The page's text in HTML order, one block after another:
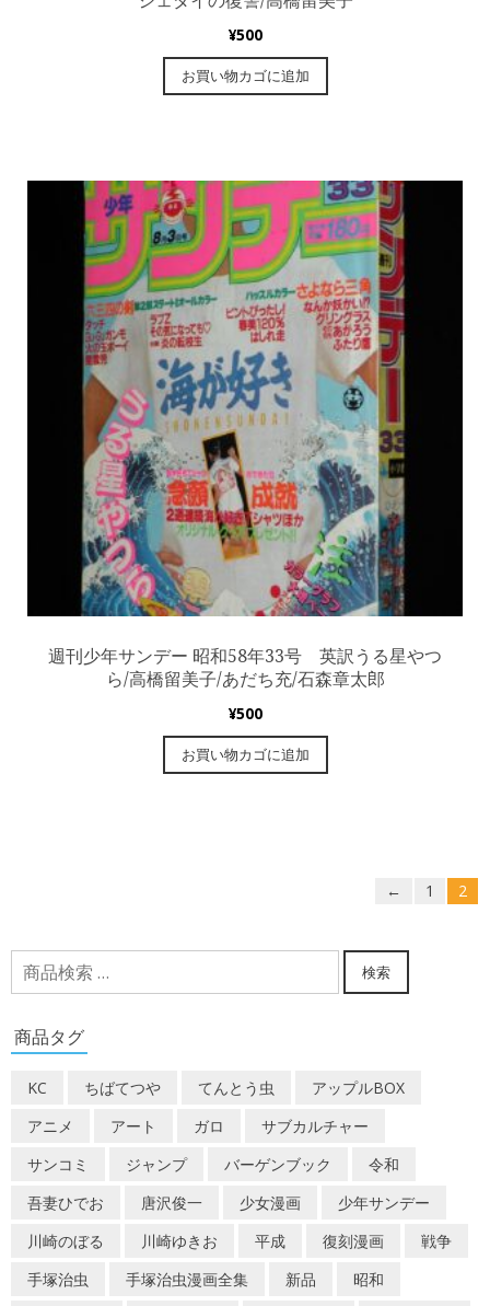
¥500
お買い物カゴに追加
週刊少年サンデー 昭和58年33号 英訳うる星やつ
ら/高橋留美子/あだち充/石森章太郎
¥500
お買い物カゴに追加
← 1 2
検
索
象:
検索
商品タグ
KC ちばてつや てんとう虫
アップルBOX
アニメ
アート ガロ
サブカルチャー
サンコミ
ジャンプ バーゲンブック
令和
吾妻ひでお
唐沢俊一 少女漫画
少年サンデー
川崎のぼる
川崎ゆきお 平成 復刻漫画
戦争
手塚治虫
手塚治虫漫画全集 新品
昭和